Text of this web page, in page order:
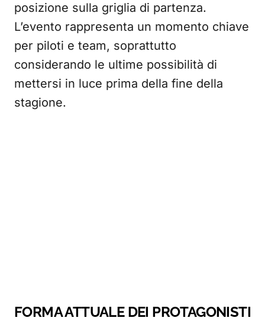
posizione sulla griglia di partenza.
L’evento rappresenta un momento chiave
per piloti e team, soprattutto
considerando le ultime possibilità di
mettersi in luce prima della fine della
stagione.
FORMA ATTUALE DEI PROTAGONISTI